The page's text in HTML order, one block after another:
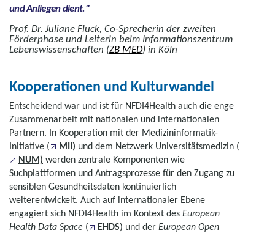
und Anliegen dient.
Prof. Dr. Juliane Fluck, Co-Sprecherin der zweiten
Förderphase und Leiterin beim Infor­mations­zentrum
Lebens­wissen­schaften (ZB MED) in Köln
Kooperationen und Kulturwandel
Entscheidend war und ist für NFDI4Health auch die enge
Zusammenarbeit mit nationalen und internationalen
Partnern. In Kooperation mit der Medizininformatik-
Initiative (
MII) und dem Netzwerk Universitätsmedizin (
NUM) werden zentrale Komponenten wie
Suchplattformen und Antragsprozesse für den Zugang zu
sensiblen Gesundheitsdaten kontinuierlich
weiterentwickelt. Auch auf internationaler Ebene
engagiert sich NFDI4Health im Kontext des European
Health Data Space ( EHDS) und der European Open